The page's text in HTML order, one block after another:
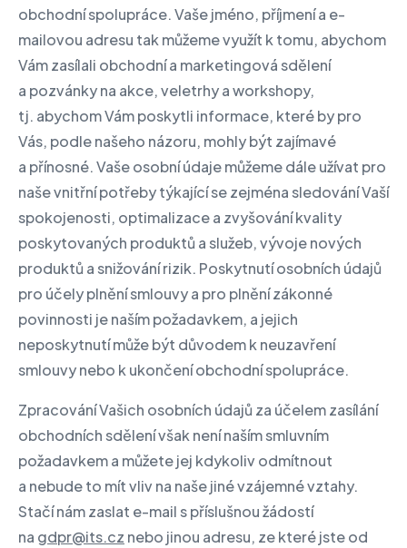
obchodní spolupráce. Vaše jméno, příjmení a e-
mailovou adresu tak můžeme využít k tomu, abychom
Vám zasílali obchodní a marketingová sdělení
a pozvánky na akce, veletrhy a workshopy,
tj. abychom Vám poskytli informace, které by pro
Vás, podle našeho názoru, mohly být zajímavé
a přínosné. Vaše osobní údaje můžeme dále užívat pro
naše vnitřní potřeby týkající se zejména sledování Vaší
spokojenosti, optimalizace a zvyšování kvality
poskytovaných produktů a služeb, vývoje nových
produktů a snižování rizik. Poskytnutí osobních údajů
pro účely plnění smlouvy a pro plnění zákonné
povinnosti je naším požadavkem, a jejich
neposkytnutí může být důvodem k neuzavření
smlouvy nebo k ukončení obchodní spolupráce.
Zpracování Vašich osobních údajů za účelem zasílání
obchodních sdělení však není naším smluvním
požadavkem a můžete jej kdykoliv odmítnout
a nebude to mít vliv na naše jiné vzájemné vztahy.
Stačí nám zaslat e-mail s příslušnou žádostí
na gdpr@its.cz nebo jinou adresu, ze které jste od